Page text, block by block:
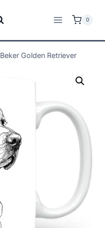
0
Beker Golden Retriever